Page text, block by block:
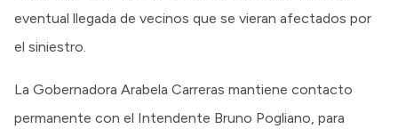
eventual llegada de vecinos que se vieran afectados por
el siniestro.
La Gobernadora Arabela Carreras mantiene contacto
permanente con el Intendente Bruno Pogliano, para